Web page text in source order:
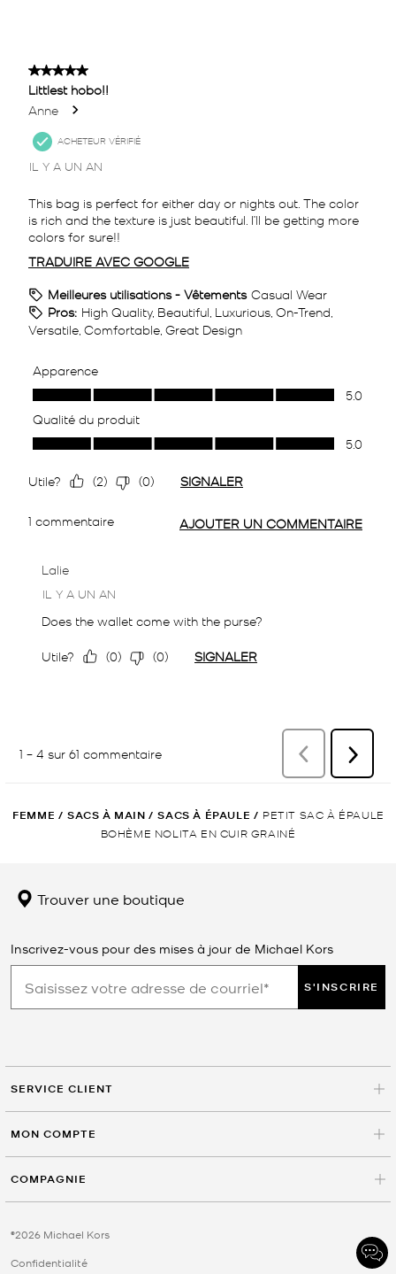
FEMME / SACS À MAIN / SACS À ÉPAULE / PETIT SAC À ÉPAULE
BOHÈME NOLITA EN CUIR GRAINÉ
Trouver une boutique
Inscrivez-vous pour des mises à jour de Michael Kors
S'INSCRIRE
SERVICE CLIENT
MON COMPTE
COMPAGNIE
©2026 Michael Kors
Confidentialité